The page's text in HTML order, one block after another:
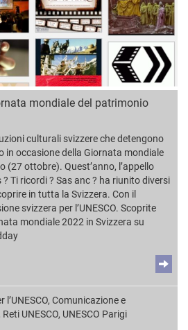
mondiale del patrimonio
culturali svizzere che detengono
in occasione della Giornata mondiale
(27 ottobre). Quest’anno, l’appello
? Ti ricordi ? Sas anc ? ha riunito diversi
in tutta la Svizzera. Con il
svizzera per l’UNESCO. Scoprite
mondiale 2022 in Svizzera su
, Comunicazione e
Reti UNESCO, UNESCO Parigi